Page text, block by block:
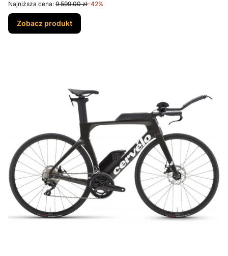
Najniższa cena: 9 599,00 zł-42%
Zobacz produkt